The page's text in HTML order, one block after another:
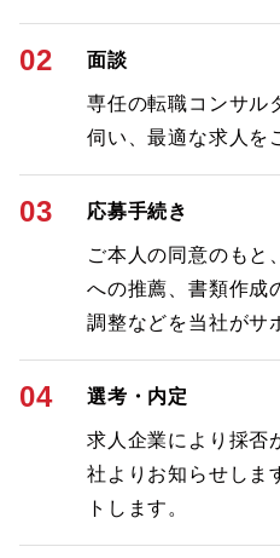
02 面談
専任の転職コンサル
伺い、最適な求人を
03 応募手続き
ご本人の同意のもと
への推薦、書類作成
調整などを当社がサ
04 選考・内定
求人企業により採否
社よりお知らせしま
トします。